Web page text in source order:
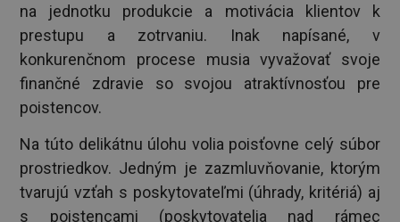
na jednotku produkcie a motivácia klientov k
prestupu a zotrvaniu. Inak napísané, v
konkurenčnom procese musia vyvažovať svoje
finančné zdravie so svojou atraktívnosťou pre
poistencov.
Na túto delikátnu úlohu volia poisťovne celý súbor
prostriedkov. Jedným je zazmluvňovanie, ktorým
tvarujú vzťah s poskytovateľmi (úhrady, kritériá) aj
s poistencami (poskytovatelia nad rámec